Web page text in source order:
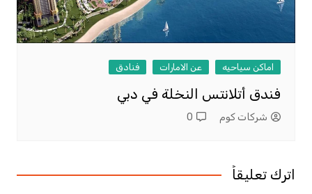
اماكن سياحيه عن الامارات فنادق
فندق أتلانتس النخلة في دبي
شركات كوم 0
اترك تعليقاً